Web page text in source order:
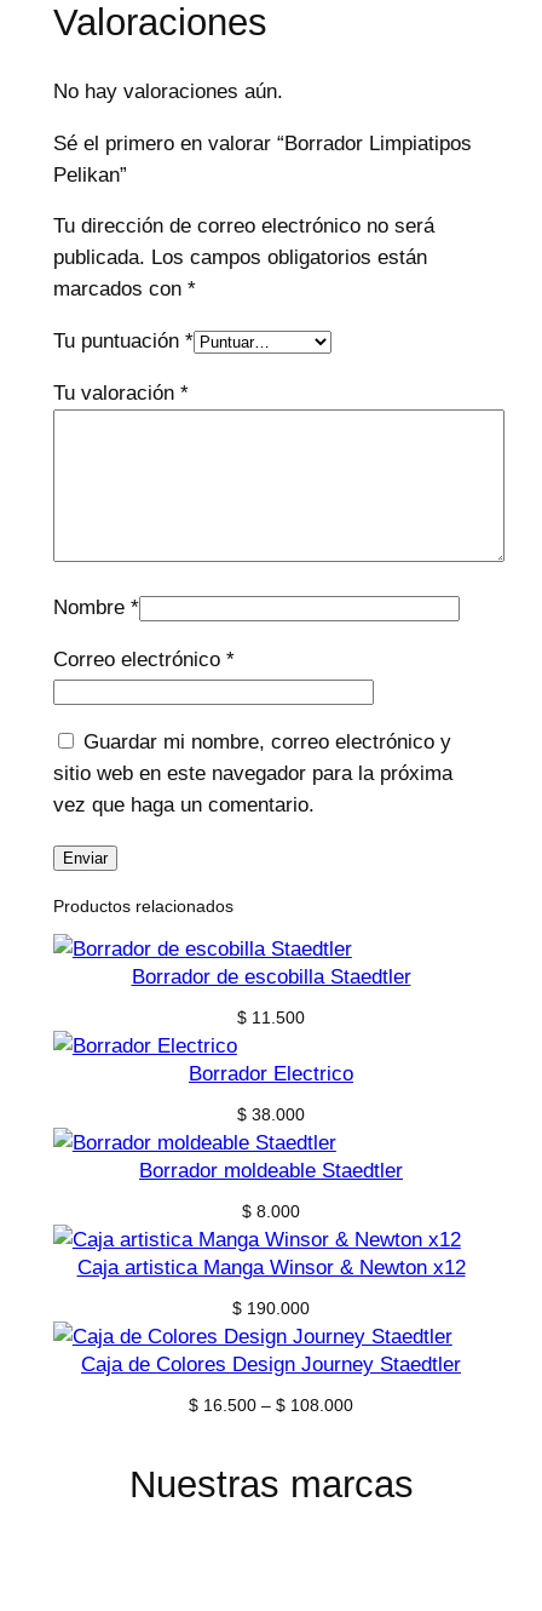
Valoraciones
No hay valoraciones aún.
Sé el primero en valorar “Borrador Limpiatipos
Pelikan”
Tu dirección de correo electrónico no será
publicada. Los campos obligatorios están
marcados con *
Tu puntuación *
Tu valoración *
Nombre *
Correo electrónico *
Guardar mi nombre, correo electrónico y
sitio web en este navegador para la próxima
vez que haga un comentario.
Productos relacionados
Borrador de escobilla Staedtler
$ 11.500
Borrador Electrico
$ 38.000
Borrador moldeable Staedtler
$ 8.000
Caja artistica Manga Winsor & Newton x12
$ 190.000
Caja de Colores Design Journey Staedtler
$ 16.500 – $ 108.000Price
through
Nuestras marcas